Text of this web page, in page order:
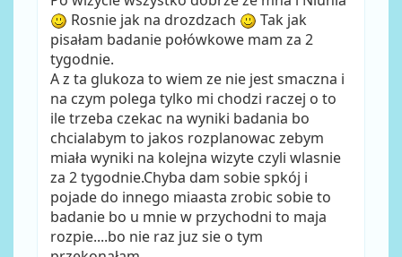
Rosnie jak na drozdzach
Tak jak
pisałam badanie połówkowe mam za 2
tygodnie.
A z ta glukoza to wiem ze nie jest smaczna i
na czym polega tylko mi chodzi raczej o to
ile trzeba czekac na wyniki badania bo
chcialabym to jakos rozplanowac zebym
miała wyniki na kolejna wizyte czyli wlasnie
za 2 tygodnie.Chyba dam sobie spkój i
pojade do innego miaasta zrobic sobie to
badanie bo u mnie w przychodni to maja
rozpie....bo nie raz juz sie o tym